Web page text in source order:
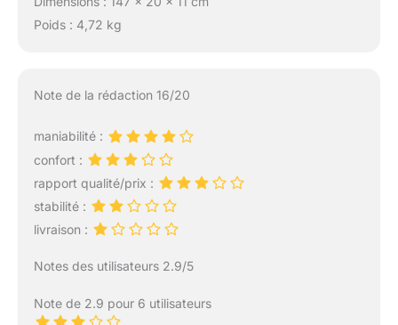
Poids : 4,72 kg
Note de la rédaction 16/20
maniabilité :
confort :
rapport qualité/prix :
stabilité :
livraison :
Notes des utilisateurs 2.9/5
Note de 2.9 pour 6 utilisateurs